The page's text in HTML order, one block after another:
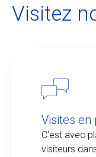
Visitez
Visites en
C'est avec
visiteurs